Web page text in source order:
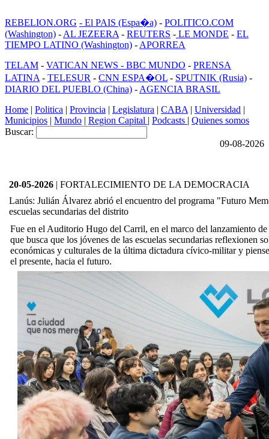
REBELION.ORG - El PAIS (Espa�a) - POLITICO.COM
(Washington) - AL JEZEERA - REUTERS - LE MONDE - EL
TIEMPO LATINO (Washington) - APORREA
TELAM - VATICAN NEWS - BBC MUNDO - PRENSA
LATINA - TELESUR - CNN ESPA�OL - SPUTNIK (Rusia) -
DIARIO DEL PUEBLO (China) - AGENCIA BRASIL
Home | Politica | Provincia | Legislatura | CABA | Universidad |
Municipios | Mundo | Region Capital | Podcasts | Quienes somos
Buscar:
09-08-2026
20-05-2026 | FORTALECIMIENTO DE LA DEMOCRACIA
Lanús: Julián Álvarez abrió el encuentro del programa "Futuro
escuelas secundarias del distrito
Fue en el Auditorio Hugo del Carril, en el marco del lanzamiento de
que busca que los jóvenes de las escuelas secundarias reflexionen
económicas y culturales de la última dictadura cívico-militar y
el presente, hacia el futuro.